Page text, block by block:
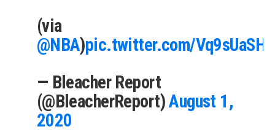
(via
@NBA)pic.twitter.com/
— Bleacher Report
(@BleacherReport)August 1,
2020